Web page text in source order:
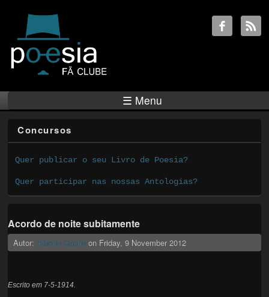
☰ Menu
Concursos
Quer publicar o seu Livro de Poesia?
Quer participar nas nossas Antologias?
Acordo de noite subitamente
Autor:Alberto Caeiro on Friday, 9 November 2012
Escrito em 7-5-1914.